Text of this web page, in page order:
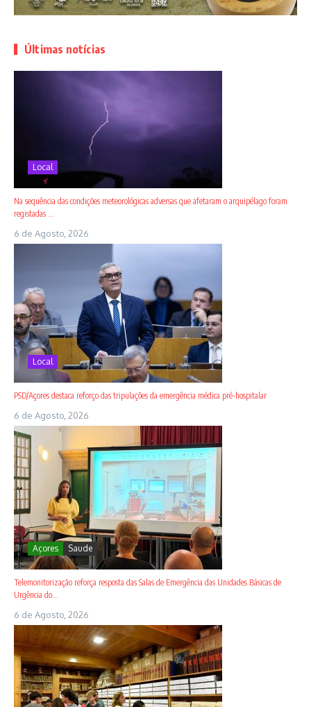
Últimas notícias
Local
Na sequência das condições meteorológicas adversas que afetaram o arquipélago foram
registadas ...
6 de Agosto, 2026
Local
PSD/Açores destaca reforço das tripulações da emergência médica pré-hospitalar
6 de Agosto, 2026
Açores Saude
Telemonitorização reforça resposta das Salas de Emergência das Unidades Básicas de
Urgência do...
6 de Agosto, 2026